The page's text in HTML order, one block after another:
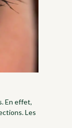
En effet,
Les